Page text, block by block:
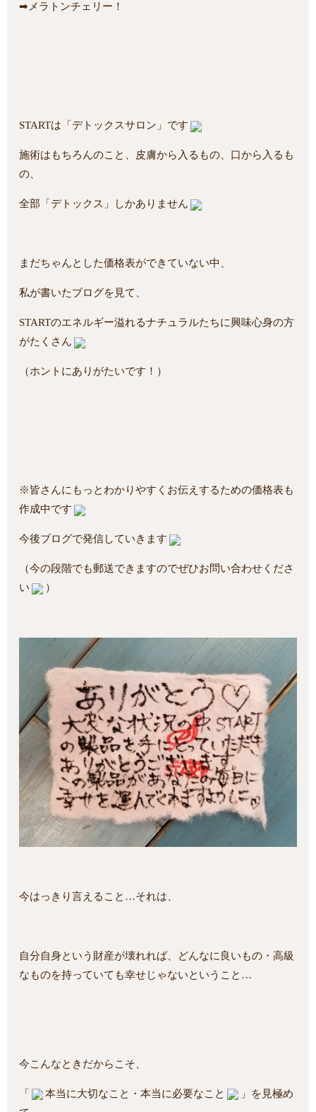
➡メラトンチェリー！
STARTは「デトックスサロン」です
施術はもちろんのこと、皮膚から入るもの、口から入るも
の、
全部「デトックス」しかありません
まだちゃんとした価格表ができていない中、
私が書いたブログを見て、
STARTのエネルギー溢れるナチュラルたちに興味心身の方
がたくさん
（ホントにありがたいです！）
※皆さんにもっとわかりやすくお伝えするための価格表も
作成中です
今後ブログで発信していきます
（今の段階でも郵送できますのでぜひお問い合わせくださ
い
）
今はっきり言えること…それは、
自分自身という財産が壊れれば、どんなに良いもの・高級
なものを持っていても幸せじゃないということ…
今こんなときだからこそ、
「 本当に大切なこと・本当に必要なこと
」を見極め